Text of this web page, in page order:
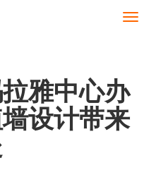
切
雅中心办
设计带来